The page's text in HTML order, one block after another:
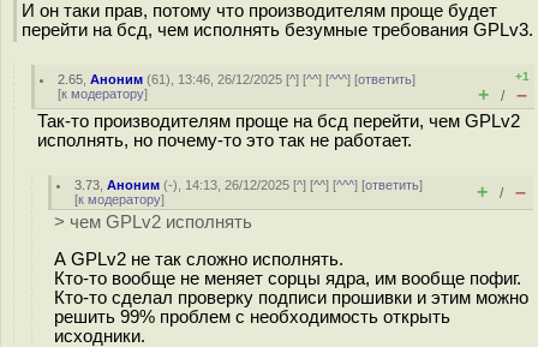
И он таки прав, потому что производителям проще будет
перейти на бсд, чем исполнять безумные требования GPLv3.
2.65 ,Аноним (61), 13:46, 26/12/2025 [^] [^^] [^^^] [ответить]
[к модератору]
+1
+ / –
Так-то производителям проще на бсд перейти, чем GPLv2
исполнять, но почему-то это так не работает.
3.73 ,Аноним (-), 14:13, 26/12/2025 [^] [^^] [^^^] [ответить]
[к модератору] + / –
> чем GPLv2 исполнять
А GPLv2 не так сложно исполнять.
Кто-то вообще не меняет сорцы ядра, им вообще пофиг.
Кто-то сделал проверку подписи прошивки и этим можно
решить 99% проблем с необходимость открыть
исходники.